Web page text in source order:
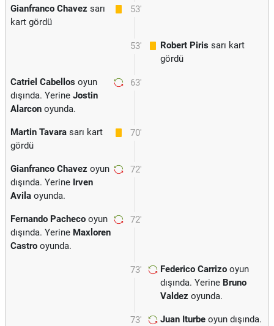
53'
Gianfranco Chavez sarı
kart gördü
53' Robert Piris sarı kart
gördü
63'
Catriel Cabellos oyun
dışında. Yerine Jostin
Alarcon oyunda.
70'
Martin Tavara sarı kart
gördü
72'
Gianfranco Chavez oyun
dışında. Yerine Irven
Avila oyunda.
72'
Fernando Pacheco oyun
dışında. Yerine Maxloren
Castro oyunda.
73' Federico Carrizo oyun
dışında. Yerine Bruno
Valdez oyunda.
73' Juan Iturbe oyun dışında.